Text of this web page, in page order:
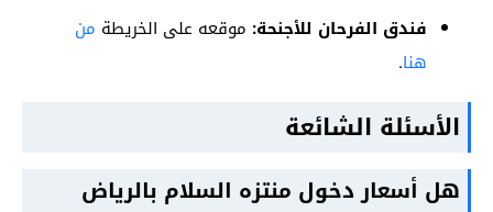
فندق الفرحان للأجنحة: موقعه على الخريطة من
هنا.
الأسئلة الشائعة
هل أسعار دخول منتزه السلام بالرياض